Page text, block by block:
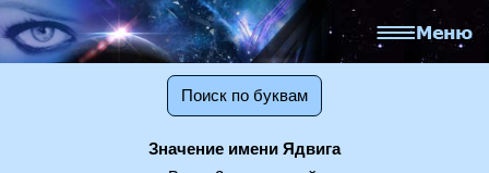
Поиск по буквам
Значение имени Ядвига